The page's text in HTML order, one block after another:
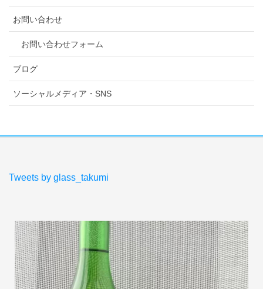
お問い合わせ
お問い合わせフォーム
ブログ
ソーシャルメディア・SNS
Tweets by glass_takumi